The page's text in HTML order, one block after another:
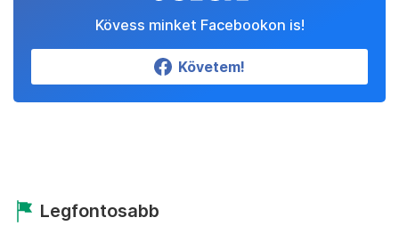
Kövess minket Facebookon is!
Követem!
Legfontosabb